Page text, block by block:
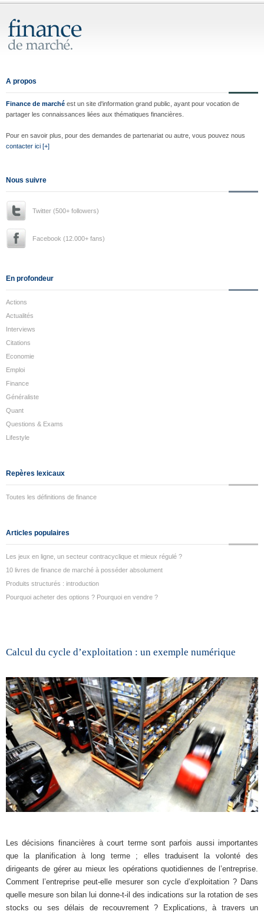
A propos
Finance de marché est un site d'information grand public, ayant pour vocation de
partager les connaissances liées aux thématiques financières.
Pour en savoir plus, pour des demandes de partenariat ou autre, vous pouvez nous
contacter ici [+]
Nous suivre
Twitter (500+ followers)
Facebook (12.000+ fans)
En profondeur
Actions
Actualités
Interviews
Citations
Economie
Emploi
Finance
Généraliste
Quant
Questions & Exams
Lifestyle
Repères lexicaux
Toutes les définitions de finance
Articles populaires
Les jeux en ligne, un secteur contracyclique et mieux régulé ?
10 livres de finance de marché à posséder absolument
Produits structurés : introduction
Pourquoi acheter des options ? Pourquoi en vendre ?
Calcul du cycle d’exploitation : un exemple numérique
Les décisions financières à court terme sont parfois aussi importantes
que la planification à long terme ; elles traduisent la volonté des
dirigeants de gérer au mieux les opérations quotidiennes de l’entreprise.
Comment l’entreprise peut-elle mesurer son cycle d’exploitation ? Dans
quelle mesure son bilan lui donne-t-il des indications sur la rotation de ses
stocks ou ses délais de recouvrement ? Explications, à travers un